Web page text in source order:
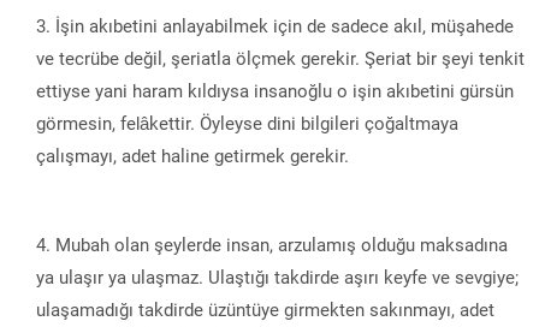
İşin akıbetini anlayabilmek için de sadece akıl, müşahede
ve tecrübe değil, şeriatla ölçmek gerekir. Şeriat bir şeyi tenkit
ettiyse yani haram kıldıysa insanoğlu o işin akıbetini gürsün
görmesin, felâkettir. Öyleyse dini bilgileri çoğaltmaya
çalışmayı, adet haline getirmek gerekir.
Mubah olan şeylerde insan, arzulamış olduğu maksadına
ya ulaşır ya ulaşmaz. Ulaştığı takdirde aşırı keyfe ve sevgiye;
ulaşamadığı takdirde üzüntüye girmekten sakınmayı, adet